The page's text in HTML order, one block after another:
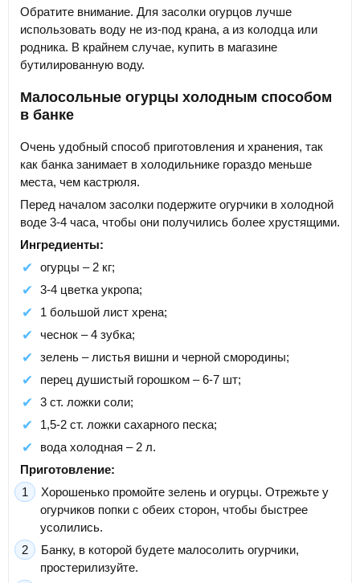
Обратите внимание. Для засолки огурцов лучше
использовать воду не из-под крана, а из колодца или
родника. В крайнем случае, купить в магазине
бутилированную воду.
Малосольные огурцы холодным способом
в банке
Очень удобный способ приготовления и хранения, так
как банка занимает в холодильнике гораздо меньше
места, чем кастрюля.
Перед началом засолки подержите огурчики в холодной
воде 3-4 часа, чтобы они получились более хрустящими.
Ингредиенты:
огурцы – 2 кг;
3-4 цветка укропа;
1 большой лист хрена;
чеснок – 4 зубка;
зелень – листья вишни и черной смородины;
перец душистый горошком – 6-7 шт;
3 ст. ложки соли;
1,5-2 ст. ложки сахарного песка;
вода холодная – 2 л.
Приготовление:
Хорошенько промойте зелень и огурцы. Отрежьте у
огурчиков попки с обеих сторон, чтобы быстрее
усолились.
Банку, в которой будете малосолить огурчики,
простерилизуйте.